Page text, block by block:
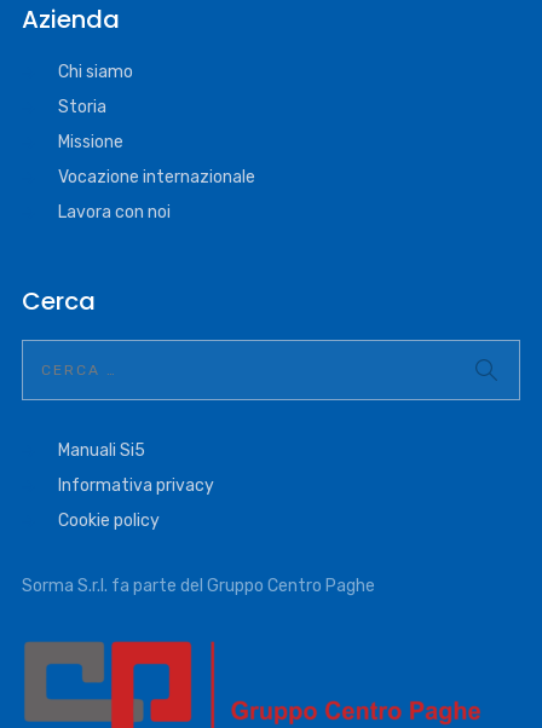
Azienda
Chi siamo
Storia
Missione
Vocazione internazionale
Lavora con noi
Cerca
Manuali Si5
Informativa privacy
Cookie policy
Sorma S.r.l. fa parte del Gruppo Centro Paghe